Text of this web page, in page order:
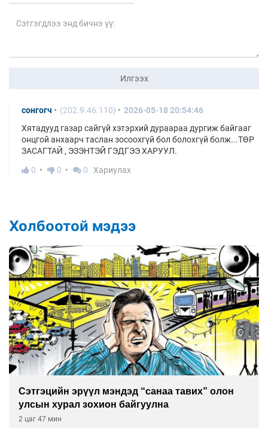
Илгээх
сонгогч (202.9.46.110)
2026-05-18 20:54:46
Хятадууд газар сайгүй хэтэрхий дураараа дургиж байгааг
онцгой анхаарч таслан зосоохгүй бол болохгүй болж...ТӨР
ЗАСАГТАЙ , ЭЗЭНТЭЙ ГЭДГЭЭ ХАРУУЛ.
0
0 0 Хариулах
Холбоотой мэдээ
Сэтгэцийн эрүүл мэндэд “санаа тавих” олон
улсын хурал зохион байгуулна
2 цаг 47 мин